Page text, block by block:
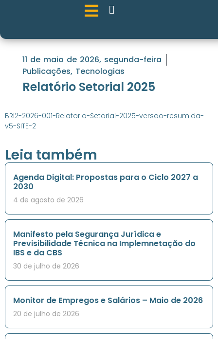
11 de maio de 2026, segunda-feira
Publicações, Tecnologias
Relatório Setorial 2025
BRI2-2026-001-Relatorio-Setorial-2025-versao-resumida-
v5-SITE-2
Leia também
Agenda Digital: Propostas para o Ciclo 2027 a
2030
4 de agosto de 2026
Manifesto pela Segurança Jurídica e
Previsibilidade Técnica na Implemnetação do
IBS e da CBS
30 de julho de 2026
Monitor de Empregos e Salários – Maio de 2026
20 de julho de 2026